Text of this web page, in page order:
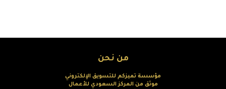
من نحن
مؤسسة تميزكم للتسويق الإلكتروني
موثق من المركز السعودي للأعمال